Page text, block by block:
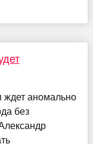
ждет аномально
без